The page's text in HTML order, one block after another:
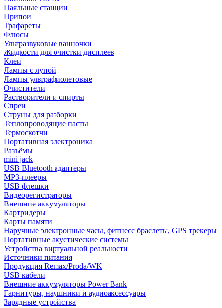
Паяльные станции
Припои
Трафареты
Флюсы
Ультразвуковые ванночки
Жидкости для очистки дисплеев
Клеи
Лампы с лупой
Лампы ультрафиолетовые
Очистители
Растворители и спирты
Спреи
Струны для разборки
Теплопроводящие пасты
Термоскотчи
Портативная электроника
Разъёмы
mini jack
USB Bluetooth адаптеры
MP3-плееры
USB флешки
Видеорегистраторы
Внешние аккумуляторы
Картридеры
Карты памяти
Наручные электронные часы, фитнесс браслеты, GPS трекеры
Портативные акустические системы
Устройства виртуальной реальности
Источники питания
Продукция Remax/Proda/WK
USB кабели
Внешние аккумуляторы Power Bank
Гарнитуры, наушники и аудиоаксессуары
Зарядные устройства